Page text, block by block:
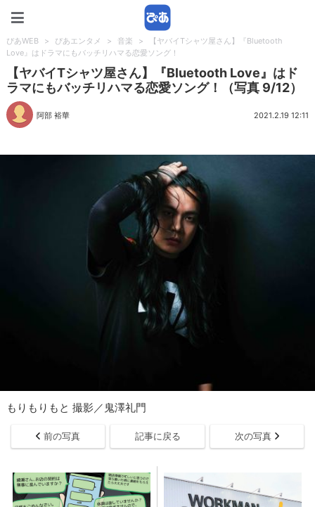
ぴあWEB > ぴあエンタメ > 音楽 >
【ヤバイTシャツ屋さん】『Bluetooth
Love』はドラマにもバッチリハマる恋愛ソング！
【ヤバイTシャツ屋さん】『Bluetooth Love』はド
ラマにもバッチリハマる恋愛ソング！（写真 9/12）
阿部 裕華 2021.2.19 12:11
もりもりもと 撮影／鬼澤礼門
前の写真 記事に戻る 次の写真